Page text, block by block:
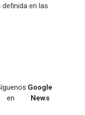
en las
en
Google
News